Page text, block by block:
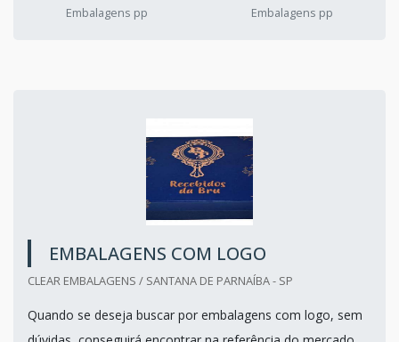
Embalagens pp
Embalagens pp
EMBALAGENS COM LOGO
CLEAR EMBALAGENS / SANTANA DE PARNAÍBA - SP
Quando se deseja buscar por embalagens com logo, sem